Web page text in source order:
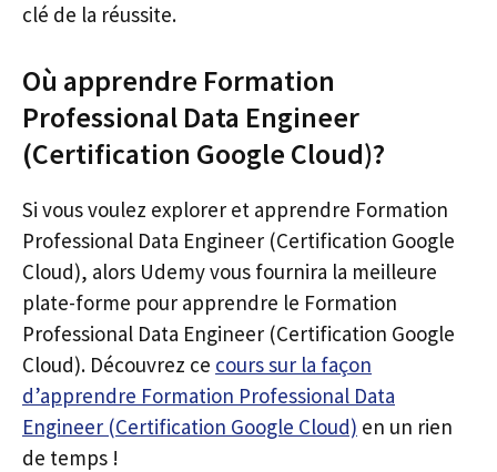
clé de la réussite.
Où apprendre Formation
Professional Data Engineer
(Certification Google Cloud)?
Si vous voulez explorer et apprendre Formation
Professional Data Engineer (Certification Google
Cloud), alors Udemy vous fournira la meilleure
plate-forme pour apprendre le Formation
Professional Data Engineer (Certification Google
Cloud). Découvrez ce cours sur la façon
d’apprendre Formation Professional Data
Engineer (Certification Google Cloud) en un rien
de temps !